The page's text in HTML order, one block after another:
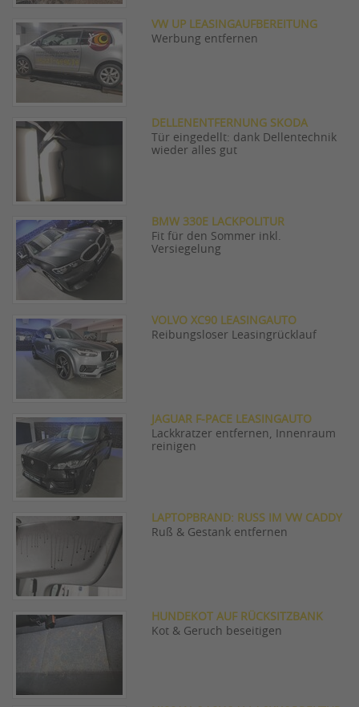
VW UP LEASINGAUFBEREITUNG
Werbung entfernen
DELLENENTFERNUNG SKODA
Tür eingedellt: dank Dellentechnik
wieder alles gut
BMW 330E LACKPOLITUR
Fit für den Sommer inkl.
Versiegelung
VOLVO XC90 LEASINGAUTO
Reibungsloser Leasingrücklauf
JAGUAR F-PACE LEASINGAUTO
Lackkratzer entfernen, Innenraum
reinigen
LAPTOPBRAND: RUSS IM VW CADDY
Ruß & Gestank entfernen
HUNDEKOT AUF RÜCKSITZBANK
Kot & Geruch beseitigen